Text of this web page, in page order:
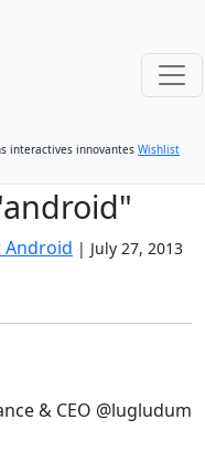
interactives innovantes Wishlist
Android | July 27, 2013
& CEO @lugludum